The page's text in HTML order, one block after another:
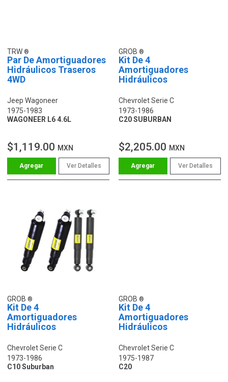
TRW
Par De Amortiguadores
Hidráulicos Traseros
4WD
Jeep Wagoneer
1975-1983
WAGONEER L6 4.6L
$1,119.00 MXN
Ver Detalles
GROB
Kit De 4
Amortiguadores
Hidráulicos
Chevrolet Serie C
1973-1986
C20 SUBURBAN
$2,205.00 MXN
Ver Detalles
GROB
Kit De 4
Amortiguadores
Hidráulicos
Chevrolet Serie C
1973-1986
C10 Suburban
GROB
Kit De 4
Amortiguadores
Hidráulicos
Chevrolet Serie C
1975-1987
C20